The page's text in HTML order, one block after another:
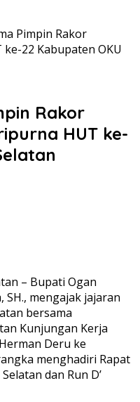
Pimpin Rakor
22 Kabupaten OKU
Rakor
HUT ke-
– Bupati Ogan
SH., mengajak jajaran
bersama
Kunjungan Kerja
Deru ke
menghadiri Rapat
dan Run D’